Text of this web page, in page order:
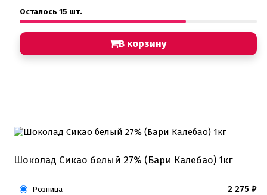
Осталось 15 шт.
В корзину
Шоколад Сикао белый 27% (Бари Калебао) 1кг
Розница 2 275 ₽